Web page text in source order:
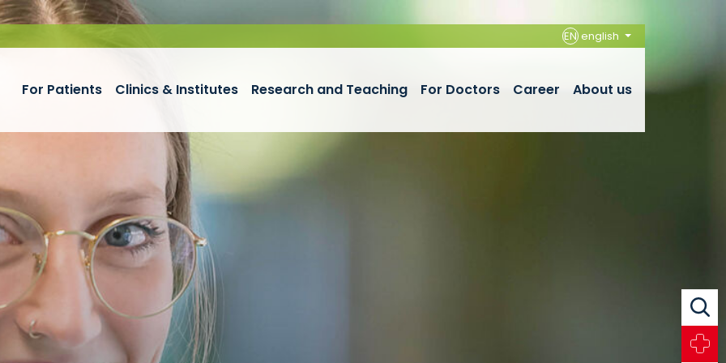
EN english
For Patients Clinics & Institutes Research and Teaching For Doctors Career About us
Search